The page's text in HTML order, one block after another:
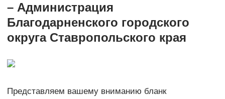
– Администрация
Благодарненского городского
округа Ставропольского края
Представляем вашему вниманию бланк